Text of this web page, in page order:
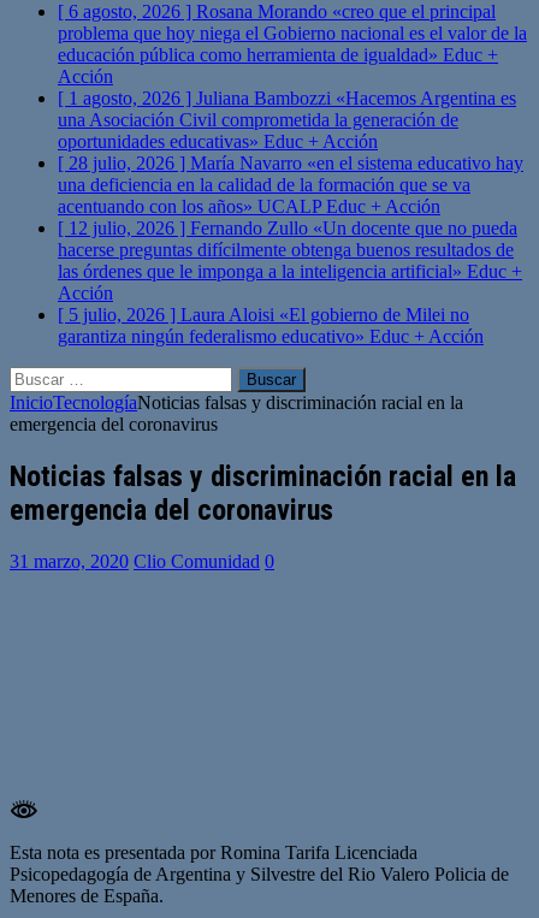
[ 6 agosto, 2026 ] Rosana Morando «creo que el principal
problema que hoy niega el Gobierno nacional es el valor de la
educación pública como herramienta de igualdad» Educ +
Acción
[ 1 agosto, 2026 ] Juliana Bambozzi «Hacemos Argentina es
una Asociación Civil comprometida la generación de
oportunidades educativas» Educ + Acción
[ 28 julio, 2026 ] María Navarro «en el sistema educativo hay
una deficiencia en la calidad de la formación que se va
acentuando con los años» UCALPEduc + Acción
[ 12 julio, 2026 ] Fernando Zullo «Un docente que no pueda
hacerse preguntas difícilmente obtenga buenos resultados de
las órdenes que le imponga a la inteligencia artificial» Educ +
Acción
[ 5 julio, 2026 ] Laura Aloisi «El gobierno de Milei no
garantiza ningún federalismo educativo» Educ + Acción
Buscar:
InicioTecnologíaNoticias falsas y discriminación racial en la
emergencia del coronavirus
Noticias falsas y discriminación racial en la
emergencia del coronavirus
31 marzo, 2020 Clio Comunidad 0
Esta nota es presentada por Romina Tarifa Licenciada
Psicopedagogía de Argentina y Silvestre del Rio Valero Policia de
Menores de España.